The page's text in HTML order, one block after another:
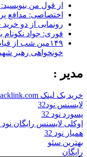
از قول من
اختصاصی: مدافع
رونمایی از دو
فوری: جواد
۱۴۹مین شب از
خونخواهی رهبر
مدیر :
خرید بک لینک behtarinbacklink.com
لایسنس نود32
پسورد نود 32
اوکلی لایسنس رایگان نود 32
همیار نود 32
بهترین سئو
رایگان